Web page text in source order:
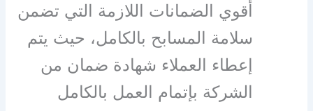
أقوي الضمانات اللازمة التي تضمن
سلامة المسابح بالكامل، حيث يتم
إعطاء العملاء شهادة ضمان من
الشركة بإتمام العمل بالكامل